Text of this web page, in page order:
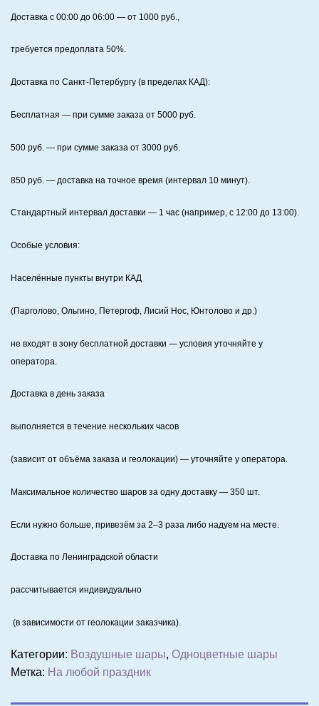
Доставка с 00:00 до 06:00 — от 1000 руб.,
требуется предоплата 50%.
Доставка по Санкт‑Петербургу (в пределах КАД):
Бесплатная — при сумме заказа от 5000 руб.
500 руб. — при сумме заказа от 3000 руб.
850 руб. — доставка на точное время (интервал 10 минут).
Стандартный интервал доставки — 1 час (например, с 12:00 до 13:00).
Особые условия:
Населённые пункты внутри КАД
(Парголово, Ольгино, Петергоф, Лисий Нос, Юнтолово и др.)
не входят в зону бесплатной доставки — условия уточняйте у
оператора.
Доставка в день заказа
выполняется в течение нескольких часов
(зависит от объёма заказа и геолокации) — уточняйте у оператора.
Максимальное количество шаров за одну доставку — 350 шт.
Если нужно больше, привезём за 2–3 раза либо надуем на месте.
Доставка по Ленинградской области
рассчитывается индивидуально
(в зависимости от геолокации заказчика).
Категории: Воздушные шары, Одноцветные шары
Метка: На любой праздник